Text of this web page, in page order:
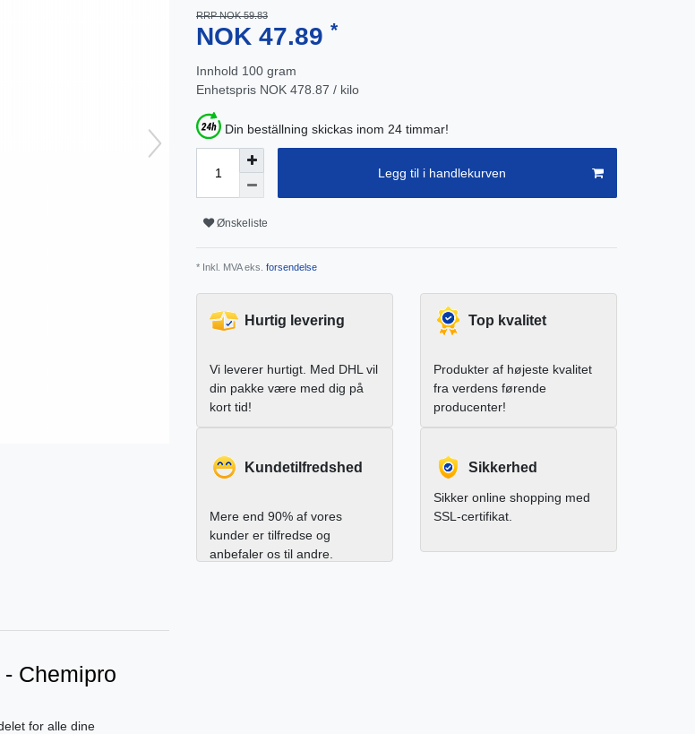
Chemipro
for alle dine
RRP NOK 59.83
NOK 47.89 *
Innhold 100 gram
Enhetspris NOK 478.87 / kilo
Din beställning skickas inom 24 timmar!
Legg til i handlekurven
Ønskeliste
* Inkl. MVA eks. forsendelse
Hurtig levering
Vi leverer hurtigt. Med DHL vil
din pakke være med dig på
kort tid!
Top kvalitet
Produkter af højeste kvalitet
fra verdens førende
producenter!
Kundetilfredshed
Mere end 90% af vores
kunder er tilfredse og
anbefaler os til andre.
Sikkerhed
Sikker online shopping med
SSL-certifikat.